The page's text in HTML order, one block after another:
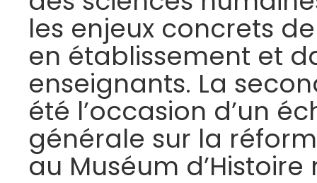
les enjeux concrets
en établissement et
enseignants. La
été l’occasion d’un
générale sur la
au Muséum